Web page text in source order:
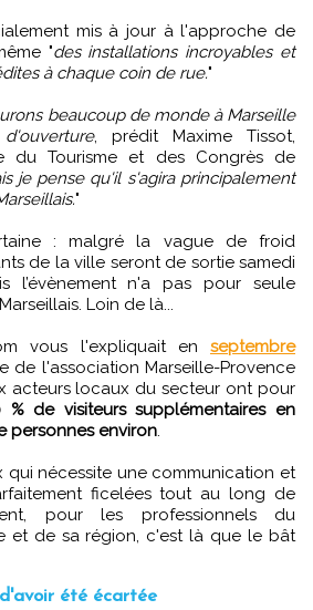
mis à jour à l'approche de
"des installations incroyables et
à chaque coin de rue."
beaucoup de monde à Marseille
, prédit Maxime Tissot,
du Tourisme et des Congrès de
je pense qu'il s'agira principalement
"
: malgré la vague de froid
de la ville seront de sortie samedi
l’évènement n'a pas pour seule
Loin de là...
vous l'expliquait en septembre
de l'association Marseille-Provence
acteurs locaux du secteur ont pour
% de visiteurs supplémentaires en
personnes environ.
qui nécessite une communication et
ficelées tout au long de
pour les professionnels du
et de sa région, c'est là que le bât
été écartée